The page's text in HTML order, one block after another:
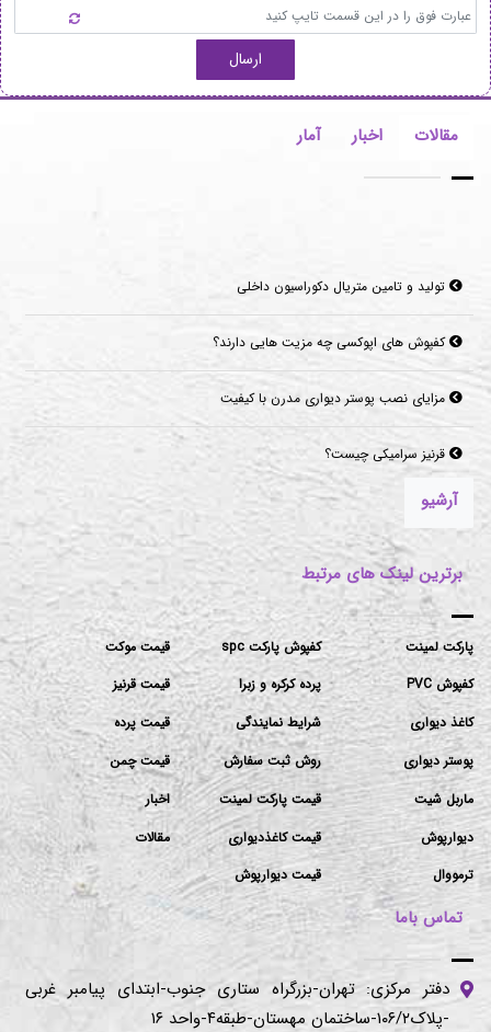
ارسال
مقالات اخبار آمار
کفپوش های اپوکسی چه مزیت هایی دارند؟
مزایای نصب پوستر دیواری مدرن با کیفیت
قرنیز سرامیکی چیست؟
موکت‌های مناسب برای فضاهای پرتردد و فضاهای اداری
آرشیو
برترین لینک های مرتبط
پارکت لمینت
کفپوش PVC
کاغذ دیواری
پوستر دیواری
ماربل شیت
دیوارپوش
ترمووال
کفپوش پارکت spc
پرده کرکره و زبرا
شرایط نمایندگی
روش ثبت سفارش
قیمت پارکت لمینت
قیمت کاغذدیواری
قیمت دیوارپوش
قیمت موکت
قیمت قرنیز
قیمت پرده
قیمت چمن
اخبار
مقالات
تماس باما
دفتر مرکزی: تهران-بزرگراه ستاری جنوب-ابتدای پیامبر غربی
-پلاک۱۰۶/۲-ساختمان مهستان-طبقه۴-واحد ۱۶